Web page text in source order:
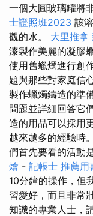
一個大圓玻璃罐將
士證照班2023 該
觀的水。 大里推拿
漆製作美麗的凝膠
使用舊蠟燭進行創
題與那些對家庭信
製作蠟燭鑄造的準
問題並詳細回答它
造的用品可以採用
越來越多的經驗時。
們首先要看的活動
燴 - 記帳士 推薦用
10分鐘的操作，但
習愛好，而且非常
知識的專業人士，